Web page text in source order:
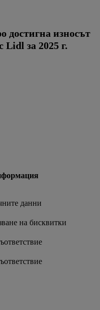
достигна износът
Lidl за 2025 г.
данни
на бисквитки